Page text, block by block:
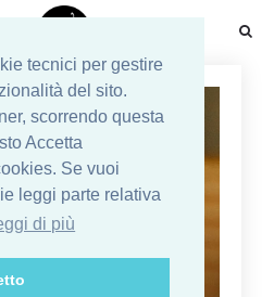
tecnici per gestire
del sito.
scorrendo questa
Accetta
Se vuoi
leggi parte relativa
di più